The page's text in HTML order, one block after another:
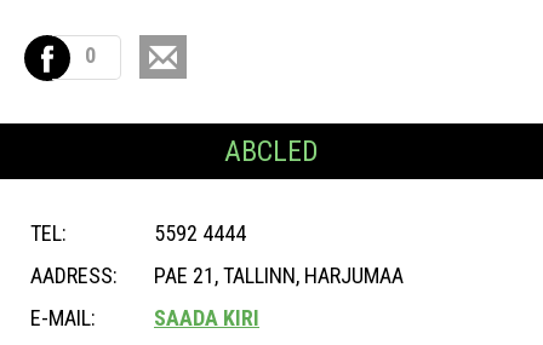
0
ABCLED
TEL:
5592 4444
AADRESS:
PAE 21, TALLINN, HARJUMAA
E-MAIL:
SAADA KIRI